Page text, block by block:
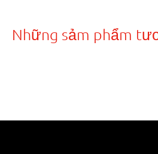
Những sảm phẩm